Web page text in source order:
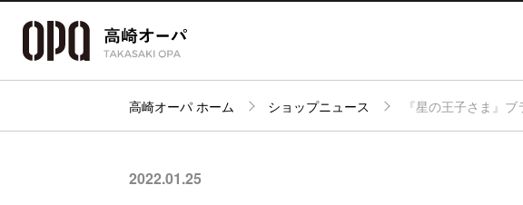
パーキング
ニュース＆
イベント
高崎オーパ ホーム ショップニュース 『星の王子さま』
2022.01.25